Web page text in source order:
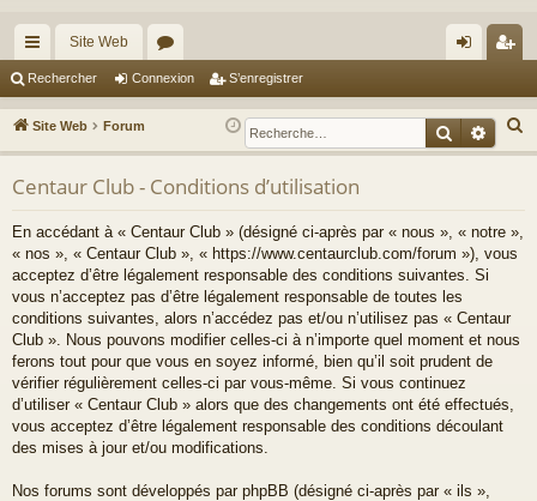
cc
ès
ra
pi
Site Web
or
u
m
s
ne
xi
nr
eg
r
Rechercher Connexion S’enregistrer
Site Web Forum
e
Centaur Club - Conditions d’utilisation
En accédant à « Centaur Club » (désigné ci-après par « nous », « notre »,
« nos », « Centaur Club », « https://www.centaurclub.com/forum »), vous
acceptez d’être légalement responsable des conditions suivantes. Si
vous n’acceptez pas d’être légalement responsable de toutes les
conditions suivantes, alors n’accédez pas et/ou n’utilisez pas « Centaur
Club ». Nous pouvons modifier celles-ci à n’importe quel moment et nous
ferons tout pour que vous en soyez informé, bien qu’il soit prudent de
vérifier régulièrement celles-ci par vous-même. Si vous continuez
d’utiliser « Centaur Club » alors que des changements ont été effectués,
vous acceptez d’être légalement responsable des conditions découlant
des mises à jour et/ou modifications.
Nos forums sont développés par phpBB (désigné ci-après par « ils »,